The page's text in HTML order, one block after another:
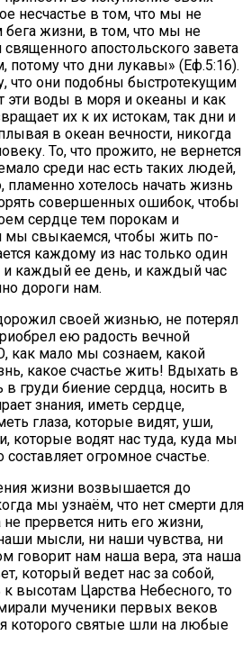
несчастье в том, что мы не
жизни, в том, что мы не
апостольского завета
что дни лукавы» (Еф.5:16).
что они подобны быстротекущим
эти воды в моря и океаны и как
их к их истокам, так дни и
в океан вечности, никогда
То, что прожито, не вернется
среди нас есть таких людей,
пламенно хотелось начать жизнь
совершенных ошибок, чтобы
сердце тем порокам и
мы свыкаемся, чтобы жить по-
каждому из нас только один
и каждый ее день, и каждый час
дороги нам.
своей жизнью, не потерял
ею радость вечной
как мало мы сознаем, какой
какое счастье жить! Вдыхать в
груди биение сердца, носить в
знания, иметь сердце,
глаза, которые видят, уши,
которые водят нас туда, куда мы
огромное счастье.
жизни возвышается до
мы узнаём, что нет смерти для
прервется нить его жизни,
мысли, ни наши чувства, ни
говорит нам наша вера, эта наша
который ведет нас за собой,
высотам Царства Небесного, то
мученики первых веков
которого святые шли на любые